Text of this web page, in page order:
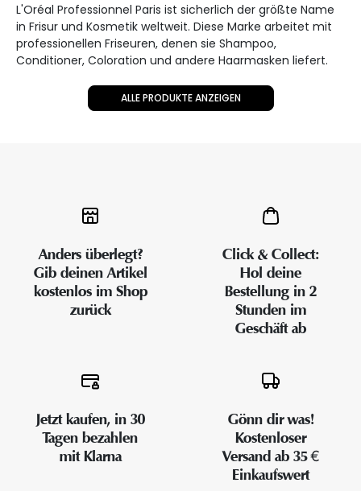
L'Oréal Professionnel Paris ist sicherlich der größte Name
in Frisur und Kosmetik weltweit. Diese Marke arbeitet mit
professionellen Friseuren, denen sie Shampoo,
Conditioner, Coloration und andere Haarmasken liefert.
ALLE PRODUKTE ANZEIGEN
Anders überlegt?
Gib deinen Artikel
kostenlos im Shop
zurück
Click & Collect:
Hol deine
Bestellung in 2
Stunden im
Geschäft ab
Jetzt kaufen, in 30
Tagen bezahlen
mit Klarna
Gönn dir was!
Kostenloser
Versand ab 35 €
Einkaufswert